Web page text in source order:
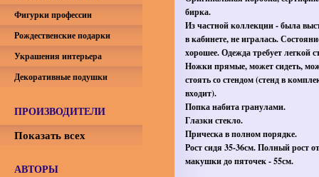
бирка.
Из частной коллекции - была
в кабинете, не игралась.
хорошее. Одежда требует легкой
Ножки прямые, может сидеть,
стоять со стендом (стенд в
входит).
Попка набита гранулами.
Глазки стекло.
Прическа в полном порядке.
Рост сидя 35-36см. Полный рост от
макушки до пяточек - 55см.
Фигурки профессии
Рождественские подарки
Украшения интерьера
Декоративные подушки
ПРОИЗВОДИТЕЛИ
Показать всех
АВТОРЫ